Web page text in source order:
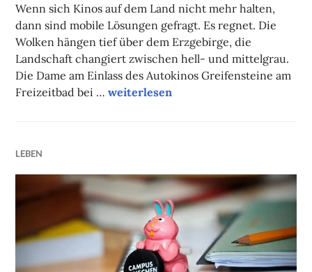
Wenn sich Kinos auf dem Land nicht mehr halten,
dann sind mobile Lösungen gefragt. Es regnet. Die
Wolken hängen tief über dem Erzgebirge, die
Landschaft changiert zwischen hell- und mittelgrau.
Die Dame am Einlass des Autokinos Greifensteine am
Freizeitbad bei …Filmgenuss auf Rädern
weiterlesen
LEBEN